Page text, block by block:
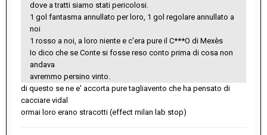
dove a tratti siamo stati pericolosi.
1 gol fantasma annullato per loro, 1 gol regolare annullato a
noi
1 rosso a noi, a loro niente e c'era pure il C***O di Mexès
Io dico che se Conte si fosse reso conto prima di cosa non
andava
avremmo persino vinto.
di questo se ne e' accorta pure tagliavento che ha pensato di
cacciare vidal
ormai loro erano stracotti (effect milan lab stop)